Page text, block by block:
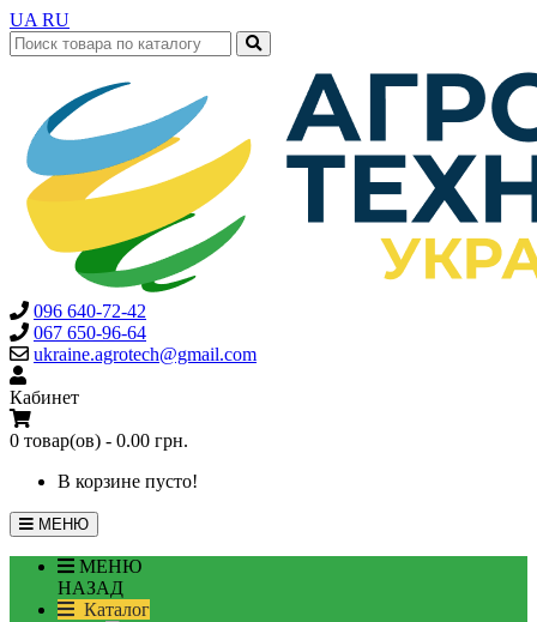
UA RU
096 640-72-42
067 650-96-64
ukraine.agrotech@gmail.com
Кабинет
0 товар(ов) - 0.00 грн.
В корзине пусто!
МЕНЮ
МЕНЮ
НАЗАД
Каталог